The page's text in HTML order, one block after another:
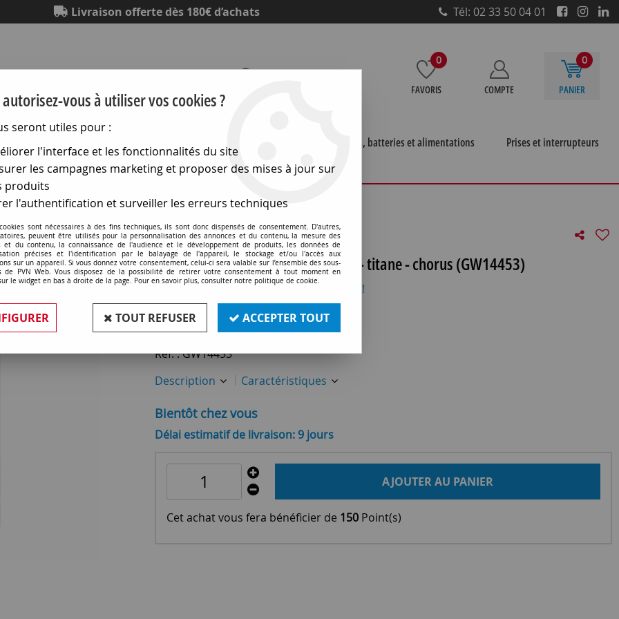
Livraison offerte dès 180€ d’achats Tél: 02 33 50 04 01
0
FAVORIS COMPTE
0
PANIER
Piles, batteries et alimentations
Prises et interrupteurs
Chorus>Mécanismes couleur titane> Connecteurs téléphoniques et informatiques
Connecteur rca double - 1 module - titane - chorus (GW14453)
Soyez le premier à donner votre avis !
15,30 €TTC
Réf. :GW14453
Description
Caractéristiques
Bientôt chez vous
Délai estimatif de livraison: 9 jours
AJOUTER AU PANIER
Cet achat vous fera bénéficier de 150 Point(s)
vous à utiliser vos cookies ?
seront utiles pour :
l'interface et les fonctionnalités du site
les campagnes marketing et proposer des mises à jour sur
produits
l'authentification et surveiller les erreurs techniques
sont nécessaires à des fins techniques, ils sont donc dispensés de consentement. D'autres,
peuvent être utilisés pour la personnalisation des annonces et du contenu, la mesure des
et du contenu, la connaissance de l'audience et le développement de produits, les données de
précises et l'identification par le balayage de l'appareil, le stockage et/ou l'accès aux
sur un appareil. Si vous donnez votre consentement, celui-ci sera valable sur l’ensemble des sous-
de PVN Web. Vous disposez de la possibilité de retirer votre consentement à tout moment en
le widget en bas à droite de la page. Pour en savoir plus, consulter notre politique de cookie.
TOUT REFUSER ACCEPTER TOUT